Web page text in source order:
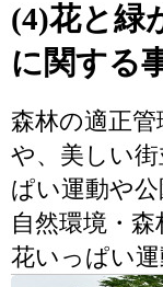
(4)花と緑
に関する
森林の適正
や、美しい
ぱい運動や
自然環境・森
花いっぱい